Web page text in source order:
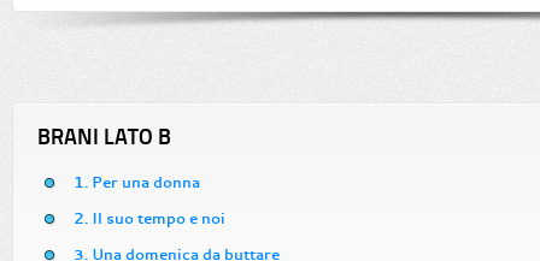
BRANI LATO B
1. Per una donna
2. Il suo tempo e noi
3. Una domenica da buttare